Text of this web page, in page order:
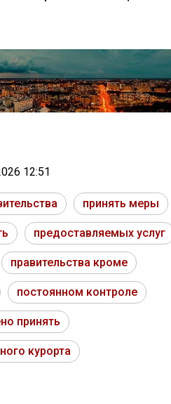
12:51
принять меры
предоставляемых услуг
правительства кроме
постоянном контроле
принять
курорта